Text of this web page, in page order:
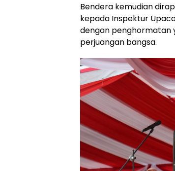
Bendera kemudian
kepada Inspektur
dengan penghormatan
perjuangan bangsa.